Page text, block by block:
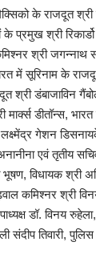
के राजदूत श्री
के प्रमुख श्री
श्री जगन्नाथ
में सूरिनाम के
श्री डंबाजाविन
डीतॉन्स,
गेशन
एवं तृतीय
भूषण, विधायक श्री
कमिश्नर श्री
डॉ. विनय
संदीप तिवारी,